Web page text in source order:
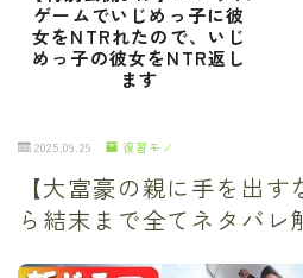
ゲームでいじめっ子に彼
女をNTRれたので、いじ
めっ子の彼女をNTR返し
ます
2025.09.29 復習モノ
【大富豪の親に手を出
ら結末まで全てネタバレ